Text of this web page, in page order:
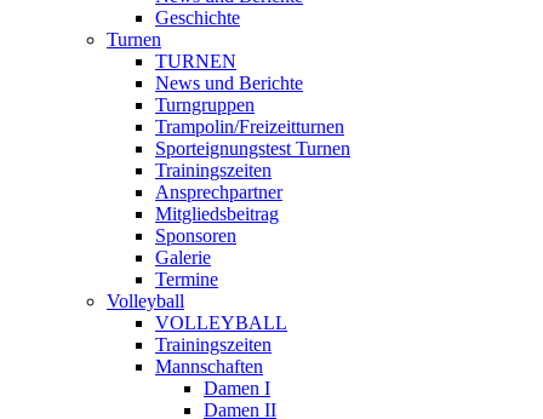
Geschichte
Turnen
TURNEN
News und Berichte
Turngruppen
Trampolin/Freizeitturnen
Sporteignungstest Turnen
Trainingszeiten
Ansprechpartner
Mitgliedsbeitrag
Sponsoren
Galerie
Termine
Volleyball
VOLLEYBALL
Trainingszeiten
Mannschaften
Damen I
Damen II